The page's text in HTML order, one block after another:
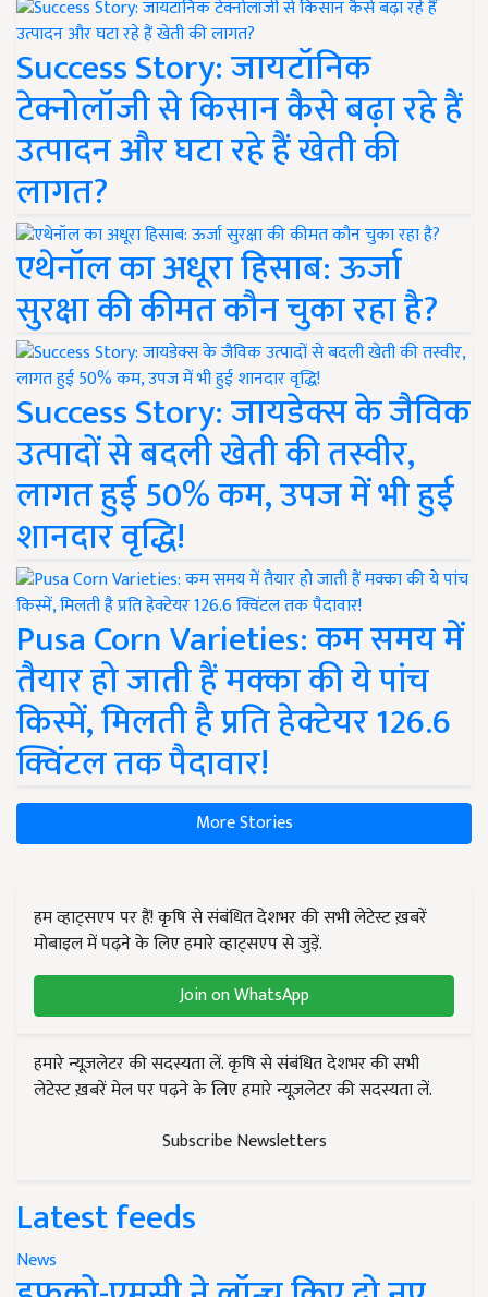
Success Story: जायटॉनिक
टेक्नोलॉजी से किसान कैसे बढ़ा रहे हैं
उत्पादन और घटा रहे हैं खेती की
लागत?
एथेनॉल का अधूरा हिसाब: ऊर्जा
सुरक्षा की कीमत कौन चुका रहा है?
Success Story: जायडेक्स के जैविक
उत्पादों से बदली खेती की तस्वीर,
लागत हुई 50% कम, उपज में भी हुई
शानदार वृद्धि!
Pusa Corn Varieties: कम समय में
तैयार हो जाती हैं मक्का की ये पांच
किस्में, मिलती है प्रति हेक्टेयर 126.6
क्विंटल तक पैदावार!
More Stories
हम व्हाट्सएप पर हैं! कृषि से संबंधित देशभर की सभी लेटेस्ट ख़बरें
मोबाइल में पढ़ने के लिए हमारे व्हाट्सएप से जुड़ें.
Join on WhatsApp
हमारे न्यूज़लेटर की सदस्यता लें. कृषि से संबंधित देशभर की सभी
लेटेस्ट ख़बरें मेल पर पढ़ने के लिए हमारे न्यूज़लेटर की सदस्यता लें.
Subscribe Newsletters
Latest feeds
News